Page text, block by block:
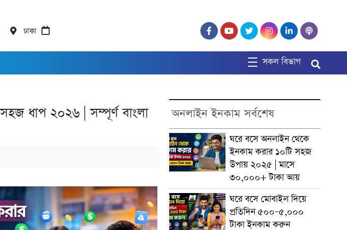
ঢাকা
সকল বিভাগ
ধাপ ২০২৬ | সম্পূর্ণ বাংলা
অনলাইন ইনকাম সর্বশেষ
ঘরে বসে অনলাইন থেকে
ইনকাম করার ১০টি সহজ
উপায় ২০২৫ | মাসে
৩০,০০০+ টাকা আয়
ঘরে বসে মোবাইল দিয়ে
প্রতিদিন ৫০০–৫,০০০
টাকা ইনকাম করুন